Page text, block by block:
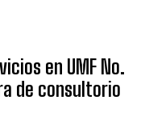
en UMF No.
de consultorio